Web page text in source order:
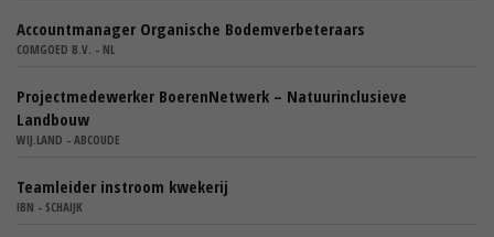
Accountmanager Organische Bodemverbeteraars
COMGOED B.V. - NL
Projectmedewerker BoerenNetwerk – Natuurinclusieve
Landbouw
WIJ.LAND - ABCOUDE
Teamleider instroom kwekerij
IBN - SCHAIJK